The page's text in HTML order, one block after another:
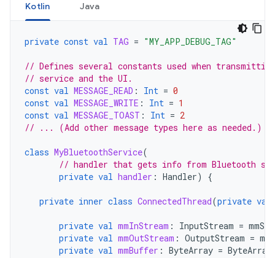
Kotlin Java
private const val TAG = "MY_APP_DEBUG_TAG"
// Defines several constants used when transmitting
// service and the UI.
const val MESSAGE_READ : Int = 0
const val MESSAGE_WRITE : Int = 1
const val MESSAGE_TOAST : Int = 2
// ... (Add other message types here as needed.)
class MyBluetoothService(
// handler that gets info from Bluetooth
private val handler : Handler) {
private inner class ConnectedThread(private val
private val mmInStream : InputStream =
private val mmOutStream : OutputStream =
private val mmBuffer : ByteArray = ByteArray